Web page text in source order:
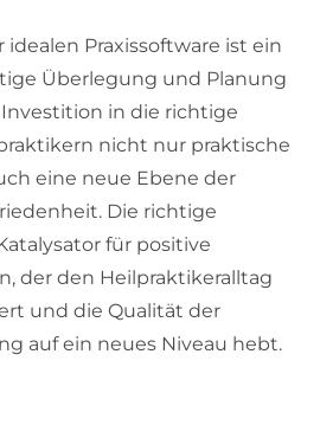
idealen Praxissoftware ist ein
Überlegung und Planung
in die richtige
nicht nur praktische
eine neue Ebene der
Die richtige
für positive
der den Heilpraktikeralltag
und die Qualität der
auf ein neues Niveau hebt.